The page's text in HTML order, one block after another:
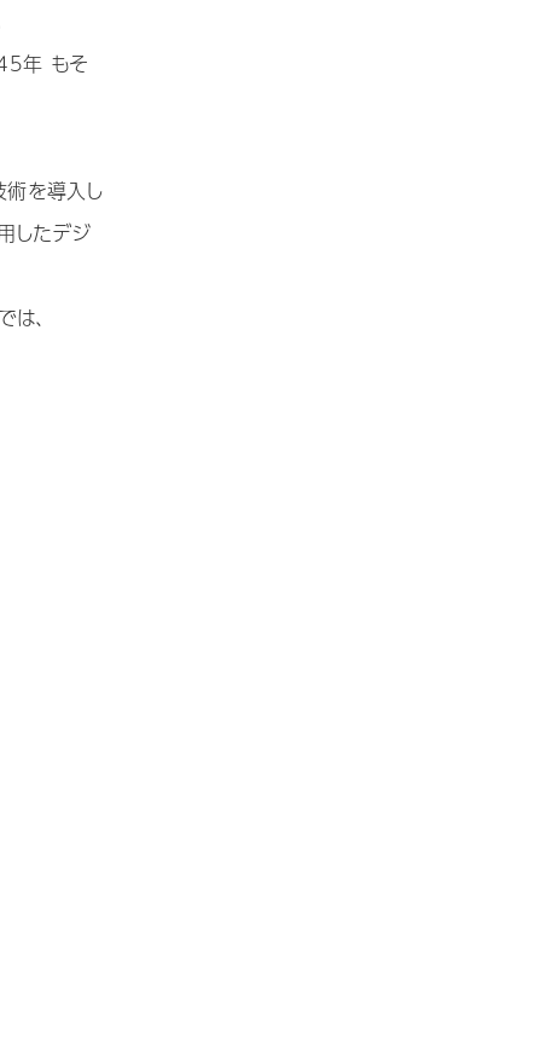
年 もそ
を導入し
したデジ
、